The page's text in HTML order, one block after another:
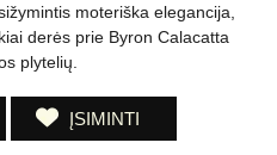
moteriška elegancija,
derės prie Byron Calacatta
plytelių.
ĮSIMINTI